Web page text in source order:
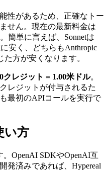
性があるため、正確なトー
せん。現在の最新料金は
簡単に言えば、Sonnetは
安く、どちらもAnthropic
た方が安くなります。
クレジット = 1.00米ドル。
レジットが付与されるた
最初のAPIコールを実行で
い方
。OpenAI SDKやOpenAI互
発済みであれば、Hypereal